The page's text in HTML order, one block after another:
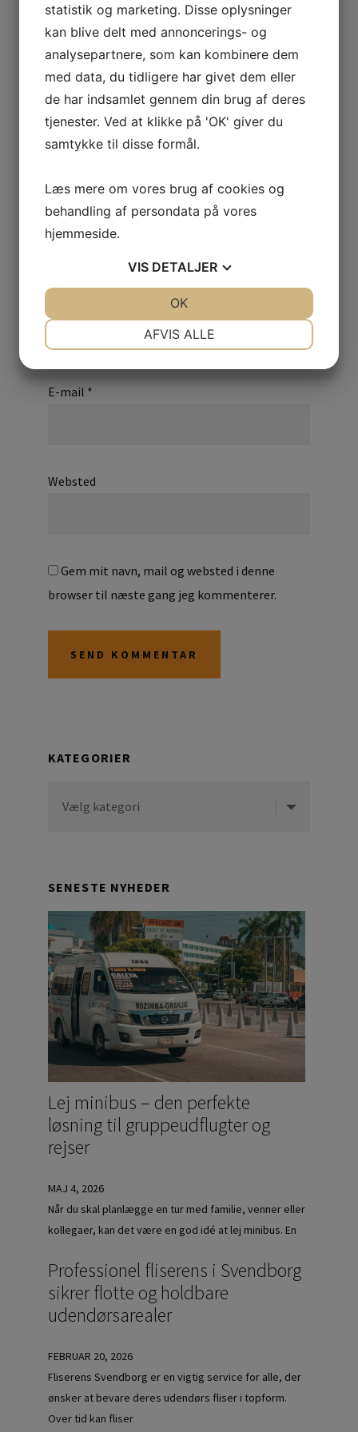
Interactions
Skriv et svar
Din e-mailadresse vil ikke blive publiceret.
Krævede felter er markeret med*
Kommentar*
E-mail *
Websted
Gem mit navn, mail og websted i denne
browser til næste gang jeg kommenterer.
KATEGORIER
SENESTE NYHEDER
Lej minibus – den perfekte
løsning til gruppeudflugter og
rejser
MAJ 4, 2026
Når du skal planlægge en tur med familie, venner eller
kollegaer, kan det være en god idé at lej minibus. En
Professionel fliserens i Svendborg
sikrer flotte og holdbare
udendørsarealer
FEBRUAR 20, 2026
Fliserens Svendborg er en vigtig service for alle, der
ønsker at bevare deres udendørs fliser i topform.
Over tid kan fliser
statistik og marketing. Disse oplysninger
kan blive delt med annoncerings- og
analysepartnere, som kan kombinere dem
med data, du tidligere har givet dem eller
de har indsamlet gennem din brug af deres
tjenester. Ved at klikke på 'OK' giver du
samtykke til disse formål.
Læs mere om vores brug af cookies og
behandling af persondata på vores
hjemmeside.
VIS DETALJER
AFVIS ALLE
OK